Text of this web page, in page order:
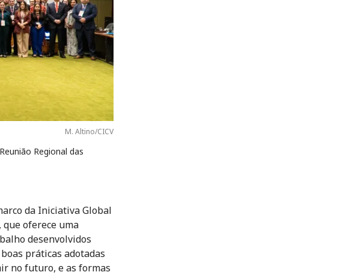
M. Altino/CICV
Regional das
da Iniciativa Global
oferece uma
desenvolvidos
práticas adotadas
no futuro, e as formas